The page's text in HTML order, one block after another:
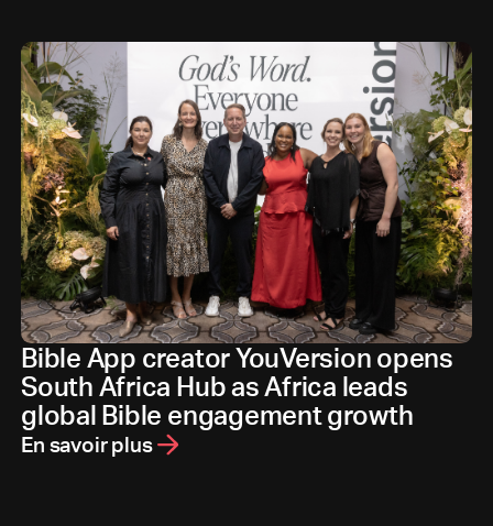
Bible App creator YouVersion opens
South Africa Hub as Africa leads
global Bible engagement growth
En savoir plus